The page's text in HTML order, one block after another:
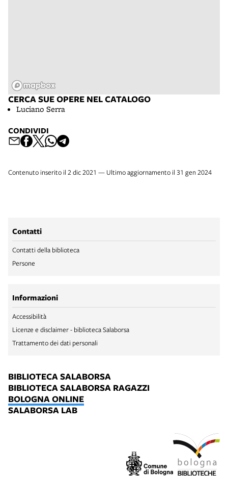
CERCA SUE OPERE NEL CATALOGO
Luciano Serra
CONDIVIDI
Contenuto inserito il 2 dic 2021 — Ultimo aggiornamento il 31 gen 2024
Contatti
Contatti della biblioteca
Persone
Informazioni
Accessibilità
Licenze e disclaimer - biblioteca Salaborsa
Trattamento dei dati personali
BIBLIOTECA SALABORSA
BIBLIOTECA SALABORSA RAGAZZI
BOLOGNA ONLINE
SALABORSA LAB